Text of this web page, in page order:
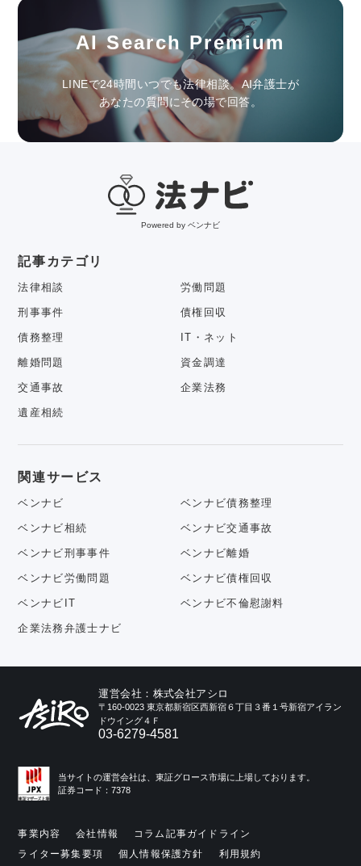
AI Search Premium
LINEで24時間いつでも法律相談。AI弁護士が
あなたの質問にその場で回答。
Powered by ベンナビ
記事カテゴリ
法律相談 労働問題
刑事事件 債権回収
債務整理 IT・ネット
離婚問題 資金調達
交通事故 企業法務
遺産相続
関連サービス
ベンナビ ベンナビ債務整理
ベンナビ相続 ベンナビ交通事故
ベンナビ刑事事件 ベンナビ離婚
ベンナビ労働問題 ベンナビ債権回収
ベンナビIT ベンナビ不倫慰謝料
企業法務弁護士ナビ
運営会社：株式会社アシロ
〒160-0023 東京都新宿区西新宿６丁目３番１号新宿アイラン
ドウイング４Ｆ
03-6279-4581
当サイトの運営会社は、東証グロース市場に上場しております。
証券コード：7378
事業内容 会社情報
コラム記事ガイドライン
ライター募集要項
個人情報保護方針 利用規約